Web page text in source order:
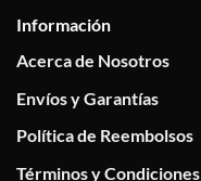
Información
Acerca de Nosotros
Envíos y Garantías
Política de Reembolsos
Términos y Condiciones